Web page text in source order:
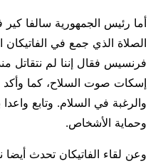
أما رئيس الجمهورية سالفا كير
الصلاة الذي جمع في الفاتيكان
فرنسيس فقال إننا لم نتقاتل
إسكات صوت السلاح، كما
والرغبة في السلام. وتابع
وحماية الأشخاص.
وعن لقاء الفاتيكان تحدث